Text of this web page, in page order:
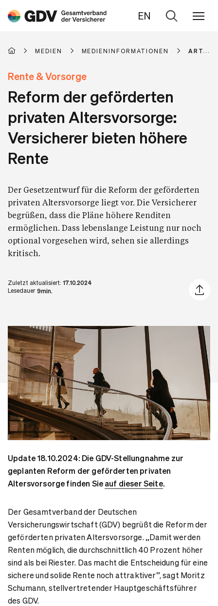
EN
Zur
MEDIEN MEDIENINFORMATIONEN
Rente & Vorsorge
Reform der geförderten
privaten Altersvorsorge:
Versicherer bieten höhere
Rente
Der Gesetzentwurf für die Reform der geförderten
privaten Altersvorsorge liegt vor. Die Versicherer
begrüßen, dass die Pläne höhere Renditen
ermöglichen. Dass lebenslange Leistung nur noch
optional vorgesehen wird, sehen sie allerdings
kritisch.
Zuletzt aktualisiert: 17.10.2024
Lesedauer 9min.
Artikel
Update 18.10.2024: Die GDV-Stellungnahme zur
geplanten Reform der geförderten privaten
Altersvorsorge finden Sieauf dieser Seite.
Der Gesamtverband der Deutschen
Versicherungswirtschaft (GDV) begrüßt die Reform der
geförderten privaten Altersvorsorge. „Damit werden
Renten möglich, die durchschnittlich 40 Prozent höher
sind als bei Riester. Das macht die Entscheidung für eine
sichere und solide Rente noch attraktiver”, sagt Moritz
Schumann, stellvertretender Hauptgeschäftsführer
des GDV.